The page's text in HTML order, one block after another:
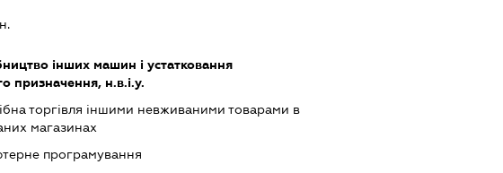
інших машин і устатковання
призначення, н.в.і.у.
торгівля іншими невживаними товарами в
магазинах
програмування